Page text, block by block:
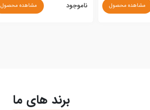
مشاهده محصول ناموجود مشاهده محصول
برند های ما